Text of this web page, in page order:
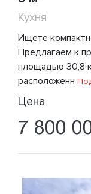
Кухня
Ищете
Предлагаем к
площадью 30,8
расположенн
Цена
7 800